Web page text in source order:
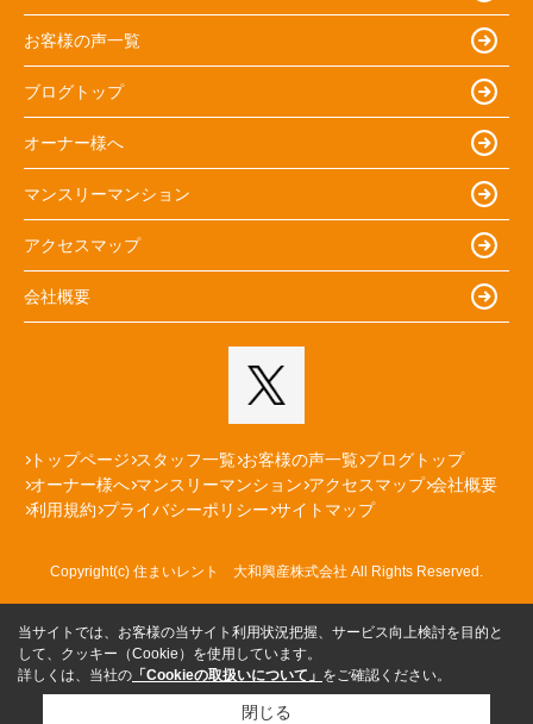
お客様の声一覧
ブログトップ
オーナー様へ
マンスリーマンション
アクセスマップ
会社概要
トップページ スタッフ一覧 お客様の声一覧 ブログトップ
オーナー様へ マンスリーマンション アクセスマップ 会社概要
利用規約 プライバシーポリシー サイトマップ
Copyright(c) 住まいレント 大和興産株式会社 All Rights Reserved.
当サイトでは、お客様の当サイト利用状況把握、サービス向上検討を目的と
して、クッキー（Cookie）を使用しています。
詳しくは、当社の 「Cookieの取扱いについて」 をご確認ください。
閉じる